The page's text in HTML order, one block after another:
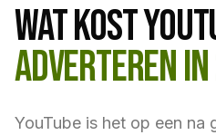
WAT KOST
ADVERTEREN
YouTube is het op een